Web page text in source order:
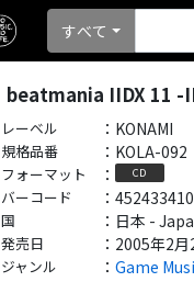
すべて
beatmania IIDX 11 -
レーベル ： KONAMI
規格品番 ： KOLA-092
フォーマット ： CD
バーコード ：
国 ： 日本 -
発売日 ： 2005年2月
ジャンル ： Game